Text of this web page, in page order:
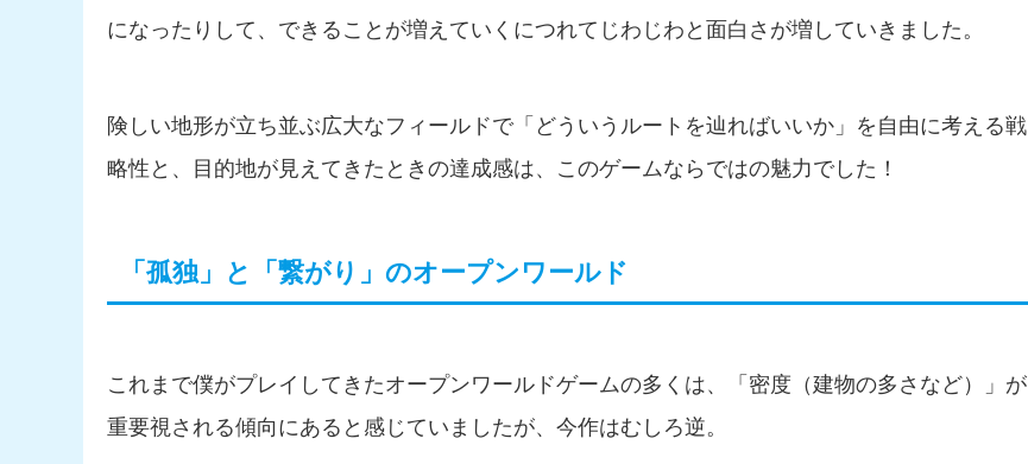
になったりして、できることが増えていくにつれてじわじわと面白さが増していきました。
険しい地形が立ち並ぶ広大なフィールドで「どういうルートを辿ればいいか」を自由に考える戦
略性と、目的地が見えてきたときの達成感は、このゲームならではの魅力でした！
「孤独」と「繋がり」のオープンワールド
これまで僕がプレイしてきたオープンワールドゲームの多くは、「密度（建物の多さなど）」が
重要視される傾向にあると感じていましたが、今作はむしろ逆。